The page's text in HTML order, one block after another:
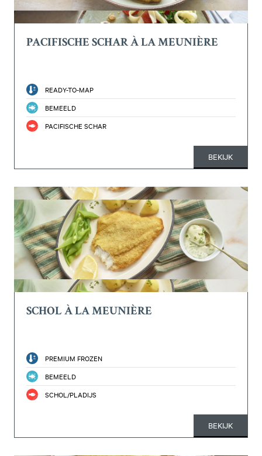
PACIFISCHE SCHAR À LA MEUNIÈRE
READY-TO-MAP
BEMEELD
PACIFISCHE SCHAR
BEKIJK
SCHOL À LA MEUNIÈRE
PREMIUM FROZEN
BEMEELD
SCHOL/PLADIJS
BEKIJK